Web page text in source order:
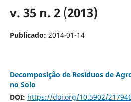
v. 35 n. 2 (2013)
Publicado: 2014-01-14
Decomposição de Resíduos de
no Solo
DOI: https://doi.org/10.5902/